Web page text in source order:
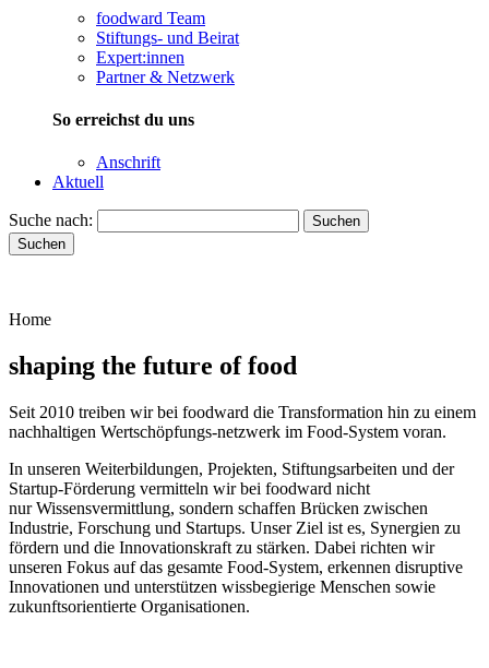
foodward Team
Stiftungs- und Beirat
Expert:innen
Partner & Netzwerk
So erreichst du uns
Anschrift
Aktuell
Suche nach:
Suchen
Suchen
Home
shaping the future of food
Seit 2010 treiben wir bei foodward die Transformation hin zu einem
nachhaltigen Wertschöpfungs-netzwerk im Food-System voran.
In unseren Weiterbildungen, Projekten, Stiftungsarbeiten und der
Startup-Förderung vermitteln wir bei foodward nicht
nur Wissensvermittlung, sondern schaffen Brücken zwischen
Industrie, Forschung und Startups. Unser Ziel ist es, Synergien zu
fördern und die Innovationskraft zu stärken. Dabei richten wir
unseren Fokus auf das gesamte Food-System, erkennen disruptive
Innovationen und unterstützen wissbegierige Menschen sowie
zukunftsorientierte Organisationen.